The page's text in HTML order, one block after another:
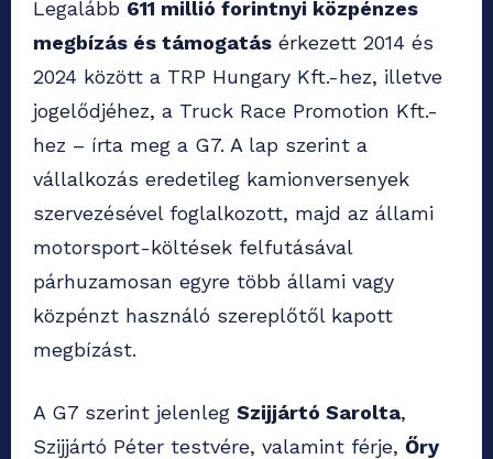
Legalább 611 millió forintnyi közpénzes
megbízás és támogatás érkezett 2014 és
2024 között a TRP Hungary Kft.-hez, illetve
jogelődjéhez, a Truck Race Promotion Kft.-
hez – írta meg a G7. A lap szerint a
vállalkozás eredetileg kamionversenyek
szervezésével foglalkozott, majd az állami
motorsport-költések felfutásával
párhuzamosan egyre több állami vagy
közpénzt használó szereplőtől kapott
megbízást.
A G7 szerint jelenleg Szijjártó Sarolta,
Szijjártó Péter testvére, valamint férje, Őry